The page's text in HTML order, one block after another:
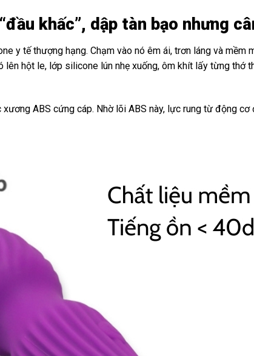
khấc”, dập tàn bạo nhưng
y tế thượng hạng. Chạm vào nó êm ái, trơn láng và mềm
lên hột le, lớp silicone lún nhẹ xuống, ôm khít lấy từng thớ
ABS cứng cáp. Nhờ lõi ABS này, lực rung từ động